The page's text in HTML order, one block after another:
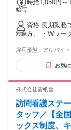
給与
時給1,050円～
対象
資格 長期勤務
方。 ・Wワー
雇用形態： アルバイト
お気
株式会社雲紙舎
訪問看護ステ
タッフ／【全
ックス制度、